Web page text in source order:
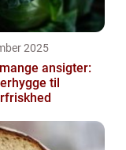
2025
ansigter:
til